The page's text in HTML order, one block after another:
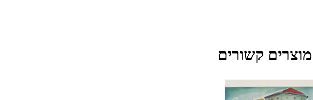
מוצרים קשורים